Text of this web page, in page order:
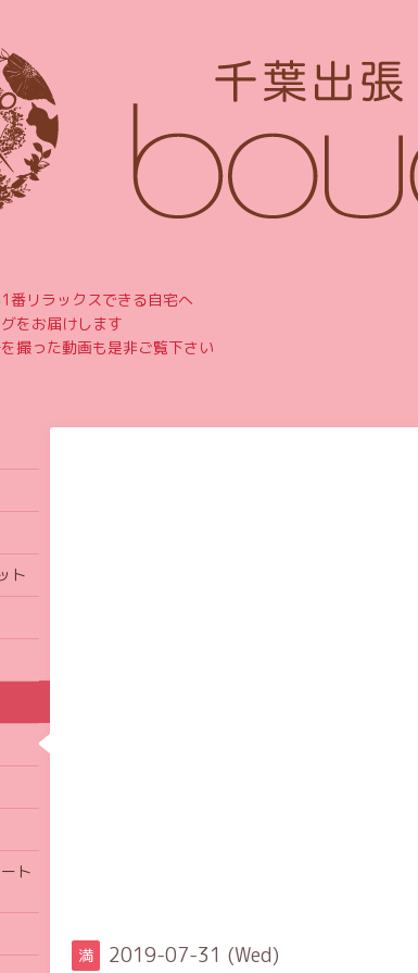
番リラックスできる自宅へ
をお届けします
撮った動画も是非ご覧下さい
満 2019-07-31 (Wed)
ト
ト